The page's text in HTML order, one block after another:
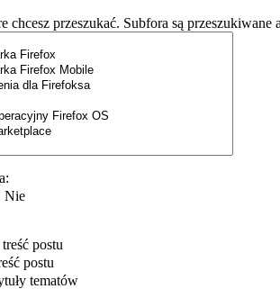
chcesz przeszukać. Subfora są
Nie
postu
postu
tematów